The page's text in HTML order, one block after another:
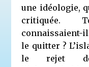
une idéologie,
critiquée.
connaissaient-
le quitter ?
le rejet de